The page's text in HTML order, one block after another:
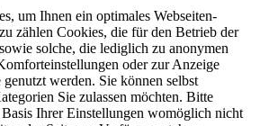
um Ihnen ein optimales Webseiten-
zählen Cookies, die für den Betrieb der
solche, die lediglich zu anonymen
oder zur Anzeige
werden. Sie können selbst
Sie zulassen möchten. Bitte
Basis Ihrer Einstellungen womöglich nicht